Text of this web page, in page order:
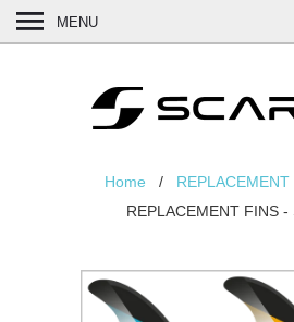
Home / REPLACEMENT
REPLACEMENT FINS -
MENU